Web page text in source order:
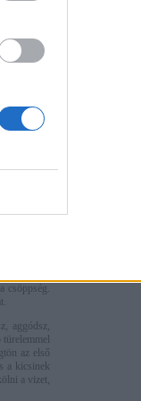
krémet
területre
is,
egy színes
simán
a nyűgös
csöppség.
aggódsz,
az első
a kicsinek
a vizet,